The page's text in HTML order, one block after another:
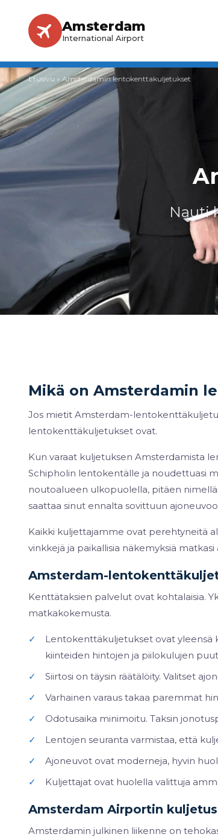
Amsterdam
International Airport
Etusivu » Amsterdamin lentokenttakuljetukset
Nauti
Mikä on Amsterdamin
Jos mietit Amsterdam-
lentokenttäkuljetukset ovat.
Kun varaat kuljetuksen Amsterdamista
Schipholin lentokentälle ja noudettuasi
noutoalueen ulkopuolella, pitäen
saattaa sinut ennalta sovittuun
Kaikki kuljettajamme ovat perehtyneitä
vinkkejä ja paikallisia näkemyksiä matkasi
Amsterdam-
Kenttätaksien palvelut ovat kohtalaisia.
matkakokemusta.
✓
Lentokenttäkuljetukset ovat yleensä
kiinteiden hintojen ja piilokulujen
✓
Siirtosi on täysin räätälöity. Valitset
✓
Varhainen varaus takaa paremmat
✓
Odotusaika minimoitu. Taksin
✓
Lentojen seuranta varmistaa, että
✓
Ajoneuvot ovat moderneja, hyvin
✓
Kuljettajat ovat huolella valittuja
Amsterdam Airportin
Amsterdamin julkinen liikenne on